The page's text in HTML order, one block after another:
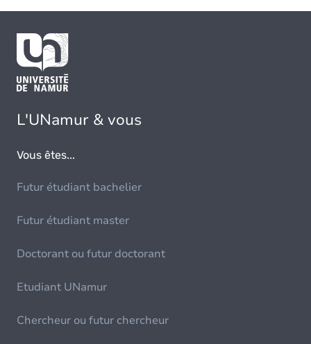
L'UNamur & vous
Vous êtes...
Futur étudiant bachelier
Futur étudiant master
Doctorant ou futur doctorant
Etudiant UNamur
Chercheur ou futur chercheur